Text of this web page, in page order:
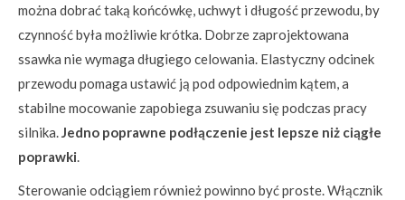
można dobrać taką końcówkę, uchwyt i długość przewodu, by
czynność była możliwie krótka. Dobrze zaprojektowana
ssawka nie wymaga długiego celowania. Elastyczny odcinek
przewodu pomaga ustawić ją pod odpowiednim kątem, a
stabilne mocowanie zapobiega zsuwaniu się podczas pracy
silnika. Jedno poprawne podłączenie jest lepsze niż ciągłe
poprawki
Sterowanie odciągiem również powinno być proste. Włącznik